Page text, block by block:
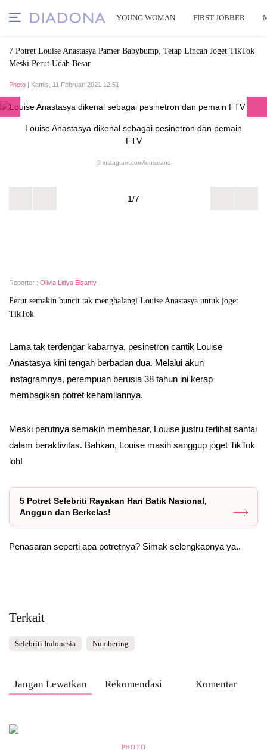
YOUNG WOMAN FIRST JOBBER
7 Potret Louise Anastasya Pamer Babybump, Tetap Lincah Joget TikTok
Meski Perut Udah Besar
Photo | Kamis, 11 Februari 2021 12:51
Louise Anastasya dikenal sebagai pesinetron dan pemain
FTV
© instagram.com/louiseans
1/7
Reporter : Olivia Lidya Elsanty
Perut semakin buncit tak menghalangi Louise Anastasya untuk joget
TikTok
Lama tak terdengar kabarnya, pesinetron cantik Louise
Anastasya kini tengah berbadan dua. Melalui akun
instagramnya, perempuan berusia 38 tahun ini kerap
membagikan potret kehamilannya.
Meski perutnya semakin membesar, Louise justru terlihat santai
dalam beraktivitas. Bahkan, Louise masih sanggup joget TikTok
loh!
5 Potret Selebriti Rayakan Hari Batik Nasional,
Anggun dan Berkelas!
Penasaran seperti apa potretnya? Simak selengkapnya ya..
Terkait
Selebriti Indonesia Numbering
Jangan Lewatkan Rekomendasi Komentar
PHOTO